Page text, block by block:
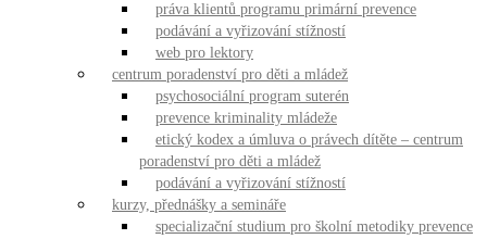
práva klientů programu primární prevence
podávání a vyřizování stížností
web pro lektory
centrum poradenství pro děti a mládež
psychosociální program suterén
prevence kriminality mládeže
etický kodex a úmluva o právech dítěte – centrum
poradenství pro děti a mládež
podávání a vyřizování stížností
kurzy, přednášky a semináře
specializační studium pro školní metodiky prevence